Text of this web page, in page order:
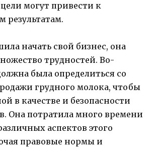
могут привести к
результатам.
начать свой бизнес, она
трудностей. Во-
была определиться со
грудного молока, чтобы
в качестве и безопасности
Она потратила много времени
аспектов этого
правовые нормы и